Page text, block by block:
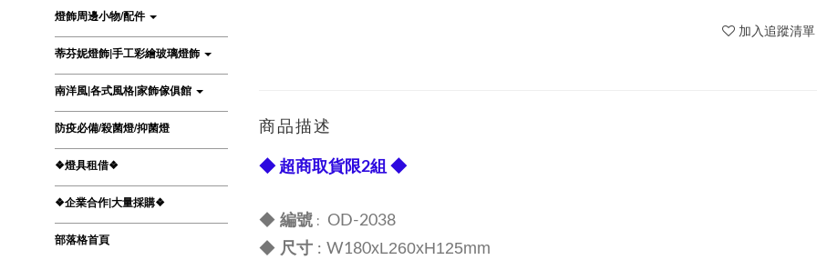
燈飾周邊小物/配件
蒂芬妮燈飾|手工彩繪玻璃燈飾
南洋風|各式風格|家飾傢俱館
防疫必備/殺菌燈/抑菌燈
❖燈具租借❖
❖企業合作|大量採購❖
部落格首頁
加入追蹤清單
商品描述
◆ 超商取貨限2組 ◆
◆ 編號 : OD-2038
◆ 尺寸 : W180xL260xH125mm